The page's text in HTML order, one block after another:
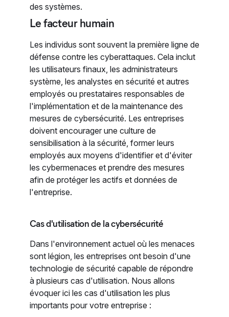
des systèmes.
Le facteur humain
Les individus sont souvent la première ligne de
défense contre les cyberattaques. Cela inclut
les utilisateurs finaux, les administrateurs
système, les analystes en sécurité et autres
employés ou prestataires responsables de
l'implémentation et de la maintenance des
mesures de cybersécurité. Les entreprises
doivent encourager une culture de
sensibilisation à la sécurité, former leurs
employés aux moyens d'identifier et d'éviter
les cybermenaces et prendre des mesures
afin de protéger les actifs et données de
l'entreprise.
Cas d'utilisation de la cybersécurité
Dans l'environnement actuel où les menaces
sont légion, les entreprises ont besoin d'une
technologie de sécurité capable de répondre
à plusieurs cas d'utilisation. Nous allons
évoquer ici les cas d'utilisation les plus
importants pour votre entreprise :